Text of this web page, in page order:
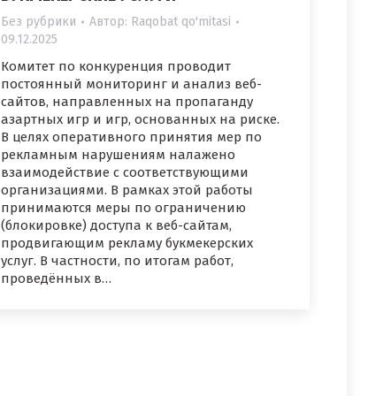
Без рубрики Автор: Raqobat qo'mitasi
09.12.2025
Комитет по конкуренция проводит
постоянный мониторинг и анализ веб-
сайтов, направленных на пропаганду
азартных игр и игр, основанных на риске.
В целях оперативного принятия мер по
рекламным нарушениям налажено
взаимодействие с соответствующими
организациями. В рамках этой работы
принимаются меры по ограничению
(блокировке) доступа к веб-сайтам,
продвигающим рекламу букмекерских
услуг. В частности, по итогам работ,
проведённых в…